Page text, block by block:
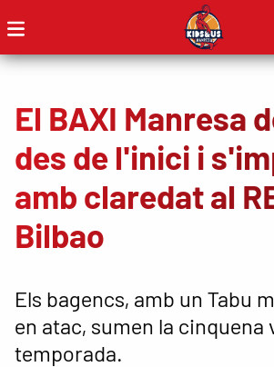
El BAXI Manresa
des de l'inici i
amb claredat al
Bilbao
Els bagencs, amb un Tabu
en atac, sumen la cinquena
temporada.